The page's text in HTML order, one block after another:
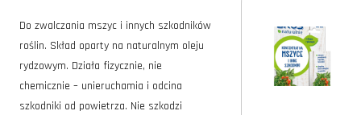
Do zwalczania mszyc i innych szkodników
roślin. Skład oparty na naturalnym oleju
rydzowym. Działa fizycznie, nie
chemicznie – unieruchamia i odcina
szkodniki od powietrza. Nie szkodzi